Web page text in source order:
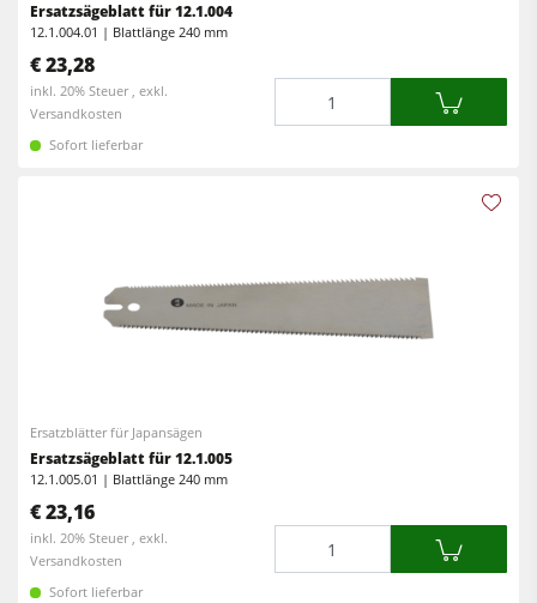
Ersatzsägeblatt für 12.1.004
12.1.004.01 | Blattlänge 240 mm
€ 23,28
inkl. 20% Steuer , exkl.
Versandkosten
Sofort lieferbar
Ersatzblätter für Japansägen
Ersatzsägeblatt für 12.1.005
12.1.005.01 | Blattlänge 240 mm
€ 23,16
inkl. 20% Steuer , exkl.
Versandkosten
Sofort lieferbar